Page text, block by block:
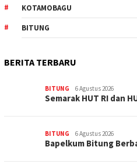
KOTAMOBAGU
BITUNG
BERITA TERBARU
BITUNG 6 Agustus 2026
Semarak HUT RI dan
BITUNG 6 Agustus 2026
‎Bapelkum Bitung